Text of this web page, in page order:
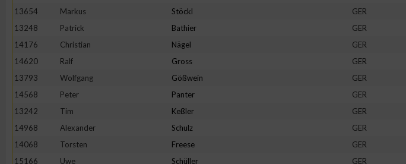
13654
Markus Stöckl GER
13248
Patrick Bathier GER
14176
Christian Nägel GER
14620
Ralf Gross GER
13793
Wolfgang Gößwein GER
14568
Peter Panter GER
13242
Tim Keßler GER
14968
Alexander Schulz GER
14068
Torsten Freese GER
15166
Uwe Schüller GER